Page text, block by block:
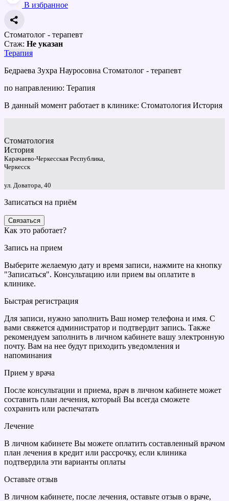
В избранное
Стоматолог - терапевт
Стаж: Не указан
Терапия
Бедраева Зухра Науросовна Стоматолог - терапевт
по направлению: Терапия
В данный момент работает в клинике: Стоматология История
Стоматология
История
Карачаево-Черкесская Республика,
Черкесск
ул. Доватора, 40
Записаться на приём
Связаться
Как это работает?
Запись на прием
Выберите желаемую дату и время записи, нажмите на кнопку
"Записаться". Консультацию или прием вы оплатите в
клинике.
Быстрая регистрация
Для записи, нужно заполнить Ваш номер телефона и имя. С
вами свяжется администратор и подтвердит запись. Также
рекомендуем заполнить в личном кабинете вашу электронную
почту. Вам на нее будут приходить уведомления и
напоминания
Прием у врача
После консультации и приема, врач в личном кабинете может
составить план лечения, который Вы всегда сможете
сохранить или распечатать
Лечение
В личном кабинете Вы можете оплатить составленный врачом
план лечения в кредит или рассрочку, если клиника
подтвердила эти варианты оплаты
Оставьте отзыв
В личном кабинете, после лечения, оставьте отзыв о враче,